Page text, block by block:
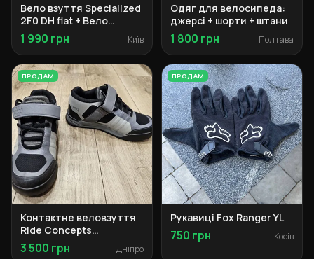
Вело взуття Specialized
2F0 DH flat + Вело
взуття Specialized 2F0
DH clip
1 990 грн Київ
Одяг для велосипеда:
джерсі + шорти + штани
1 800 грн Полтава
ПРОДАМ
Контактне веловзуття
Ride Concepts
Transition Clip 42
3 500 грн Дніпро
ПРОДАМ
Рукавиці Fox Ranger YL
750 грн Косів